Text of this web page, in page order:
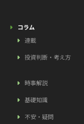
コラム
連載
投資判断・考え方
時事解説
基礎知識
不安・疑問